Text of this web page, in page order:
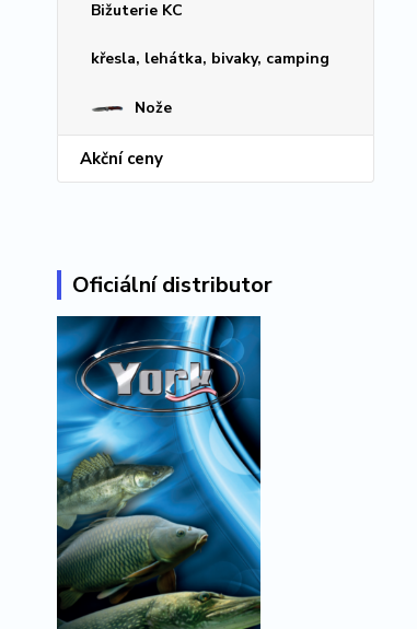
Bižuterie KC
křesla, lehátka, bivaky, camping
Nože
Akční ceny
Oficiální distributor